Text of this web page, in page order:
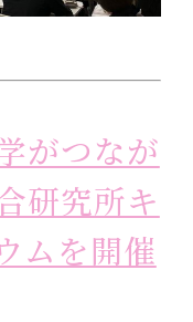
がつなが
研究所キ
ムを開催